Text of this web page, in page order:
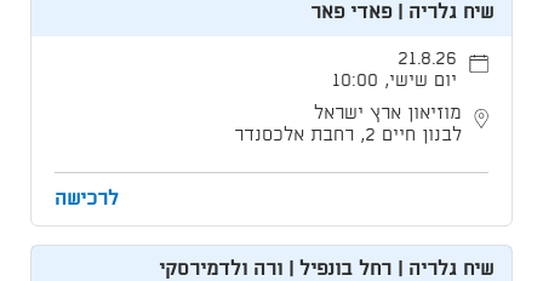
שיח גלריה | פאדי פאר
21.8.26
יום שישי, 10:00
מוזיאון ארץ ישראל
לבנון חיים 2, רחבת אלכסנדר
לרכישה
שיח גלריה | רחל בונפיל | ורה ולדמירסקי